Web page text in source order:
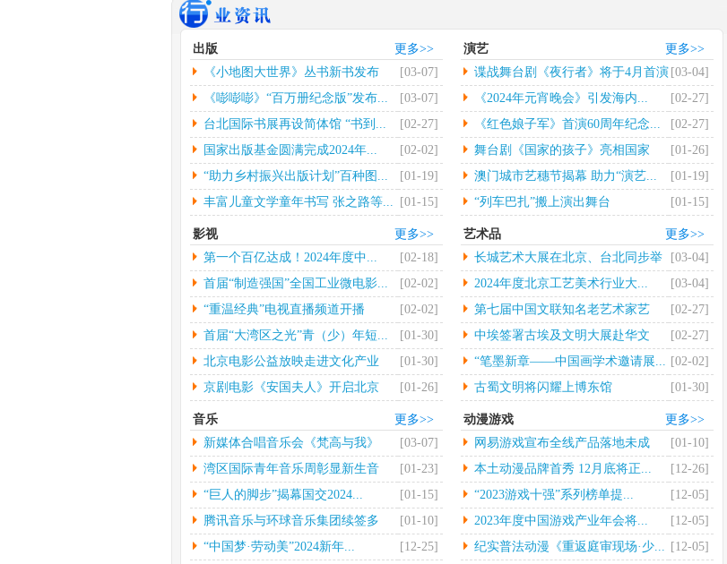
本报南昌2月26日电（记者
朱磊）记者从江西省景德
镇...[详情]
光明日报北京2月22日电
（记者郭超）第七届中国
文联... [详情]
更多>>
出版
《小地图大世界》丛书新书发布
会...
[03-07]
《嘭嘭嘭》“百万册纪念版”发布...
[03-07]
台北国际书展再设简体馆 “书到...
[02-27]
国家出版基金圆满完成2024年...
[02-02]
“助力乡村振兴出版计划”百种图...
[01-19]
丰富儿童文学童年书写 张之路等...
[01-15]
更多>>
演艺
谍战舞台剧《夜行者》将于4月首演 [03-04]
《2024年元宵晚会》引发海内...
[02-27]
《红色娘子军》首演60周年纪念...
[02-27]
舞台剧《国家的孩子》亮相国家
大...
[01-26]
澳门城市艺穗节揭幕 助力“演艺...
[01-19]
“列车巴扎”搬上演出舞台
[01-15]
更多>>
影视
第一个百亿达成！2024年度中...
[02-18]
首届“制造强国”全国工业微电影...
[02-02]
“重温经典”电视直播频道开播
[02-02]
首届“大湾区之光”青（少）年短...
[01-30]
北京电影公益放映走进文化产业
园...
[01-30]
京剧电影《安国夫人》开启北京
长...
[01-26]
更多>>
艺术品
长城艺术大展在北京、台北同步举
行
[03-04]
2024年度北京工艺美术行业大...
[03-04]
第七届中国文联知名老艺术家艺
术...
[02-27]
中埃签署古埃及文明大展赴华文
物...
[02-27]
“笔墨新章——中国画学术邀请展... [02-02]
古蜀文明将闪耀上博东馆
[01-30]
更多>>
音乐
新媒体合唱音乐会《梵高与我》
中...
[03-07]
湾区国际青年音乐周彰显新生音
乐...
[01-23]
“巨人的脚步”揭幕国交2024...
[01-15]
腾讯音乐与环球音乐集团续签多
年...
[01-10]
“中国梦·劳动美”2024新年...
[12-25]
更多>>
动漫游戏
网易游戏宣布全线产品落地未成
年...
[01-10]
本土动漫品牌首秀 12月底将正...
[12-26]
“2023游戏十强”系列榜单提...
[12-05]
2023年度中国游戏产业年会将...
[12-05]
纪实普法动漫《重返庭审现场·少... [12-05]